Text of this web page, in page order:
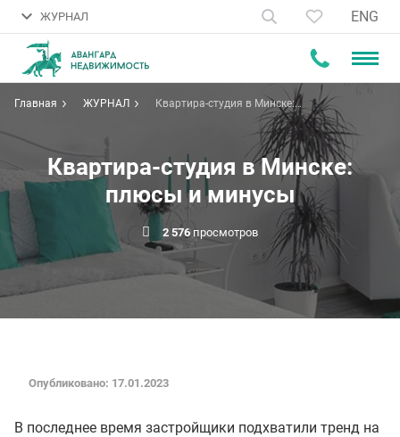
ЖУРНАЛ ENG
Главная ЖУРНАЛ
Квартира-студия в Минске:
Квартира-студия в Минске:
плюсы и минусы
2 576просмотров
Опубликовано: 17.01.2023
В последнее время застройщики подхватили тренд на